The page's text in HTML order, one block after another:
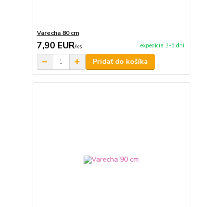
Varecha 80 cm
7,90 EUR/ks expedícia 3-5 dní
Pridať do košíka